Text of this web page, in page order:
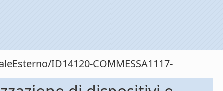
ID14120-COMMESSA1117-